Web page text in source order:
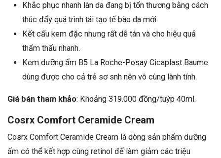
Khắc phục nhanh làn da đang bị tổn thương bằng cách
thúc đẩy quá trình tái tạo tế bào da mới.
Kết cấu kem đặc nhưng rất dễ tán và cho hiệu quả
thẩm thấu nhanh.
Kem dưỡng ẩm B5 La Roche-Posay Cicaplast Baume
dùng được cho cả trẻ sơ snh nên vô cùng lành tính.
Giá bán tham khảo: Khoảng 319.000 đồng/tuýp 40ml.
Cosrx Comfort Ceramide Cream
Cosrx Comfort Ceramide Cream là dòng sản phẩm dưỡng
ẩm có thể kết hợp cùng retinol để làm giảm các triệu